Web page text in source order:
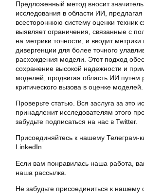
Предложенный метод вносит
исследования в области ИИ,
всестороннюю систему оценки техник
выявляет ограничения, связанные с
на метрики точности, и вводит
дивергенции для более точного
расхождения модели. Этот подход
сохранение высокой надежности и
моделей, продвигая область ИИ путем
критического вызова в оценке моделей.
Проверьте статью. Вся заслуга за это
принадлежит исследователям этого
забудьте подписаться на нас в Twitter.
Присоединяйтесь к нашему Телеграм-
LinkedIn.
Если вам понравилась наша работа,
наша рассылка.
Не забудьте присоединиться к нашему